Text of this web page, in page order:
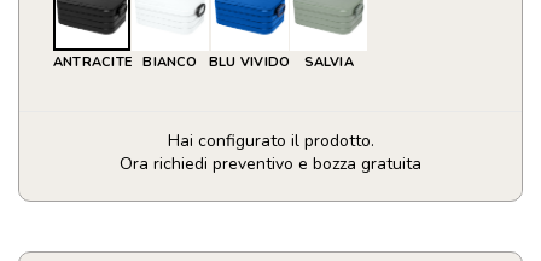
ANTRACITE BIANCO BLU VIVIDO SALVIA
Hai configurato il prodotto.
Ora richiedi preventivo e bozza gratuita
Mepal
portapranzo